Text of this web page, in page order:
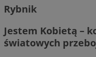
Rybnik
Jestem Kobietą –
światowych